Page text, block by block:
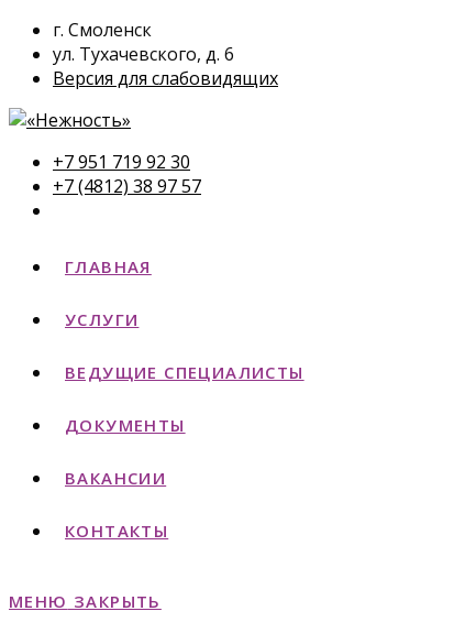
г. Смоленск
ул. Тухачевского, д. 6
Версия для слабовидящих
+7 951 719 92 30
+7 (4812) 38 97 57
ГЛАВНАЯ
УСЛУГИ
ВЕДУЩИЕ СПЕЦИАЛИСТЫ
ДОКУМЕНТЫ
ВАКАНСИИ
КОНТАКТЫ
МЕНЮ ЗАКРЫТЬ